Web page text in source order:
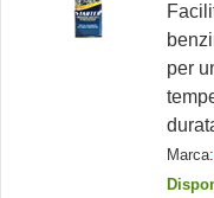
per
Marca: